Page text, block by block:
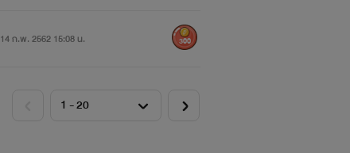
14 ก.พ. 2562 15:08 น. 300